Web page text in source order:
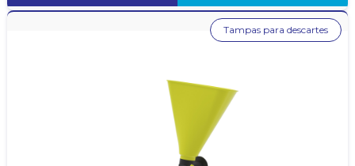
Tampas para descartes